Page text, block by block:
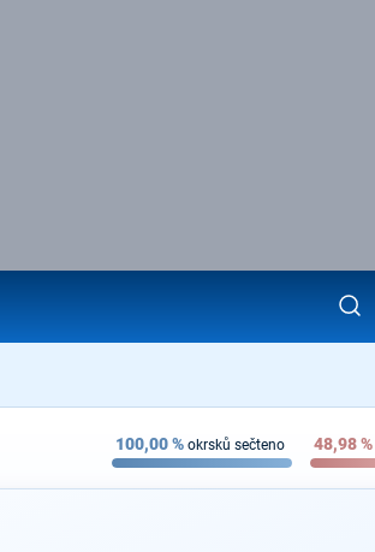
100,00% okrsků sečteno 48,98%